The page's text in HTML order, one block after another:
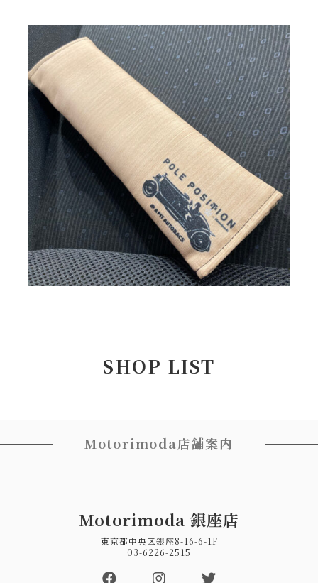
SHOP LIST
Motorimoda店舗案内
Motorimoda 銀座店
東京都中央区銀座8-16-6-1F
03-6226-2515